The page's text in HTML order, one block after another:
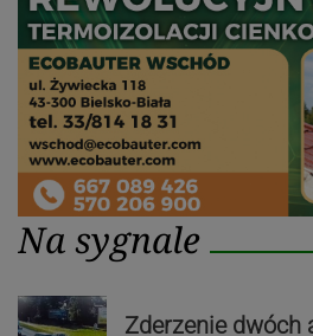
Na sygnale
Zderzenie dwóch